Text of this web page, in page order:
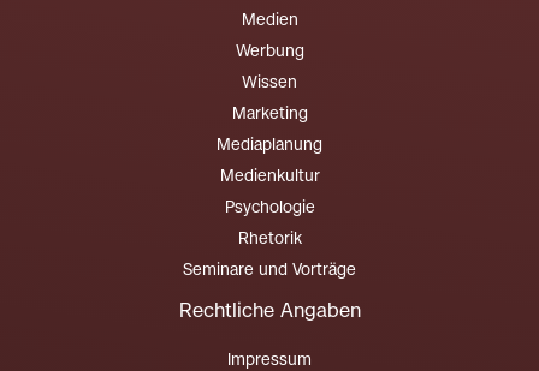
Medien
Werbung
Wissen
Marketing
Mediaplanung
Medienkultur
Psychologie
Rhetorik
Seminare und Vorträge
Rechtliche Angaben
Impressum